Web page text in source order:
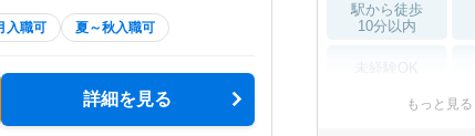
入職可 夏～秋入職可
詳細を見る
駅から徒歩
10分以内
もっと見る